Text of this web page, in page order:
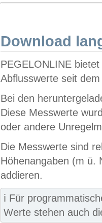
Download
PEGELONLINE
Abflusswerte seit
Bei den
Diese Messwerte
oder andere
Die Messwerte sind
Höhenangaben (m ü.
addieren.
ℹ️ Für
Werte stehen auch